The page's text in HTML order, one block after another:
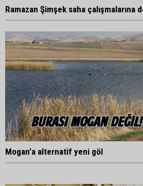
Ramazan Şimşek saha çalışmalarına
Mogan'a alternatif yeni göl